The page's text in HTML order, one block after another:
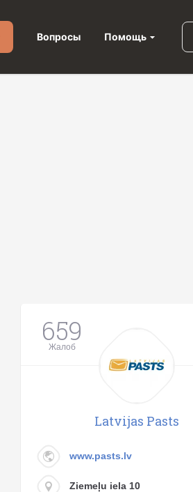
Вопросы Помощь
659
Жалоб
Latvijas Pasts
www.pasts.lv
Ziemeļu iela 10